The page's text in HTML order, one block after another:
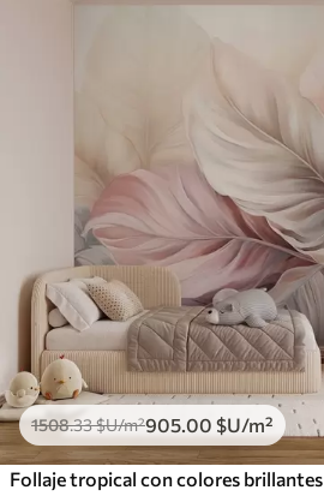
1508.33$U/m²905 .00 $U/m²
Follaje tropical con colores brillantes